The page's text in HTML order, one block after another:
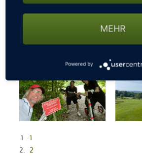
1
2
MEHR
Powered by